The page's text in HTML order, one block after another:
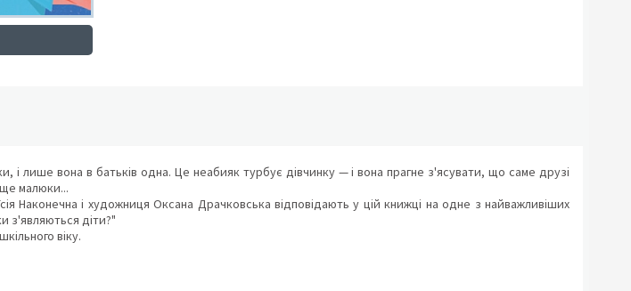
і лише вона в батьків одна. Це неабияк турбує дівчинку — і вона прагне з'ясувати, що саме друзі
ще малюки...
Наконечна і художниця Оксана Драчковська відповідають у цій книжці на одне з найважливіших
з'являються діти?"
віку.